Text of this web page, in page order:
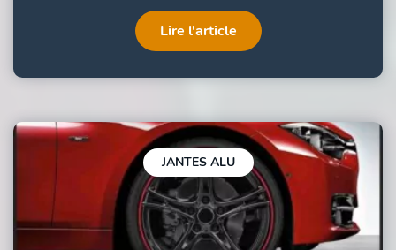
Lire l'article
JANTES ALU